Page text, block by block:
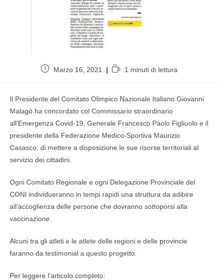
Marzo 16, 2021 1 minuti di lettura
Il Presidente del Comitato Olimpico Nazionale Italiano Giovanni
Malagò ha concordato col Commissario straordinario
all’Emergenza Covid-19, Generale Francesco Paolo Figliuolo e il
presidente della Federazione Medico-Sportiva Maurizio
Casasco, di mettere a disposizione le sue risorse territoriali al
servizio dei cittadini.
Ogni Comitato Regionale e ogni Delegazione Provinciale del
CONI individueranno in tempi rapidi una struttura da adibire
all’accoglienza delle persone che dovranno sottoporsi alla
vaccinazione.
Alcuni tra gli atleti e le atlete delle regioni e delle provincie
faranno da testimonial a questo progetto.
Per leggere l’articolo completo: